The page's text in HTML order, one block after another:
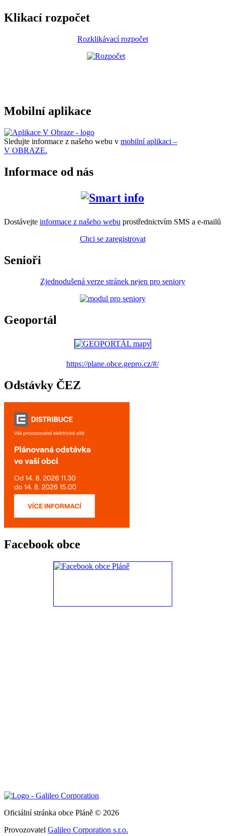
Klikací rozpočet
Rozklikávací rozpočet
Mobilní aplikace
Sledujte informace z našeho webu v mobilní aplikaci –
V OBRAZE.
Informace od nás
Dostávejte informace z našeho webu prostřednictvím SMS a e-mailů
Chci se zaregistrovat
Senioři
Zjednodušená verze stránek nejen pro seniory
Geoportál
https://plane.obce.gepro.cz/#/
Odstávky ČEZ
Facebook obce
Oficiální stránka obce Pláně © 2026
Provozovatel Galileo Corporation s.r.o.